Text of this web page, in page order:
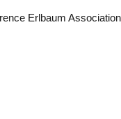
Erlbaum